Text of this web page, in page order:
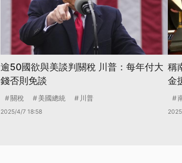
逾50國欲與美談判關稅 川普：每年付大
錢否則免談
關稅 美國總統 川普
2025/4/7 18:58
稱
金